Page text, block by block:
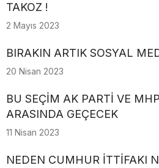
TAKOZ !
2 Mayıs 2023
BIRAKIN ARTIK SOSYAL
20 Nisan 2023
BU SEÇİM AK PARTİ VE
ARASINDA GEÇECEK
11 Nisan 2023
NEDEN CUMHUR İTTİFAKI